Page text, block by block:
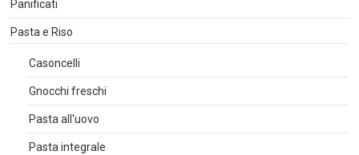
Panificati
Pasta e Riso
Casoncelli
Gnocchi freschi
Pasta all'uovo
Pasta integrale